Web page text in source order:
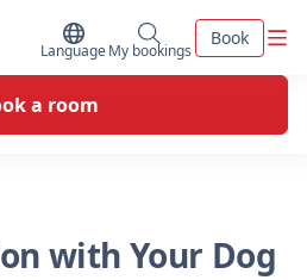
Switch Language
Language My bookings
My bookings
Book
a room
with Your Dog